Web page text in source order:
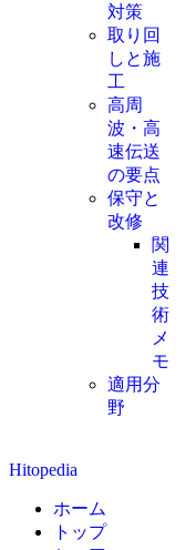
対策
取り回
しと施
工
高周
波・高
速伝送
の要点
保守と
改修
関
連
技
術
メ
モ
適用分
野
Hitopedia
ホーム
トップ